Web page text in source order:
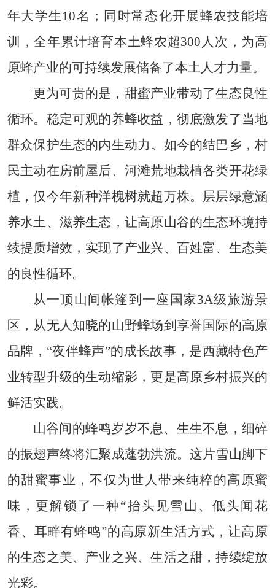
年大学生10名；同时常态化开展蜂农技能培
训，全年累计培育本土蜂农超300人次，为高
原蜂产业的可持续发展储备了本土人才力量。
更为可贵的是，甜蜜产业带动了生态良性
循环。稳定可观的养蜂收益，彻底激发了当地
群众保护生态的内生动力。如今的结巴乡，村
民主动在房前屋后、河滩荒地栽植各类开花绿
植，仅今年新种洋槐树就超万株。层层绿意涵
养水土、滋养生态，让高原山谷的生态环境持
续提质增效，实现了产业兴、百姓富、生态美
的良性循环。
从一顶山间帐篷到一座国家3A级旅游景
区，从无人知晓的山野蜂场到享誉国际的高原
品牌，“夜伴蜂声”的成长故事，是西藏特色产
业转型升级的生动缩影，更是高原乡村振兴的
鲜活实践。
山谷间的蜂鸣岁岁不息、生生不息，细碎
的振翅声终将汇聚成蓬勃洪流。这片雪山脚下
的甜蜜事业，不仅为世人带来纯粹的高原蜜
味，更解锁了一种“抬头见雪山、低头闻花
香、耳畔有蜂鸣”的高原新生活方式，让高原
的生态之美、产业之兴、生活之甜，持续绽放
光彩。